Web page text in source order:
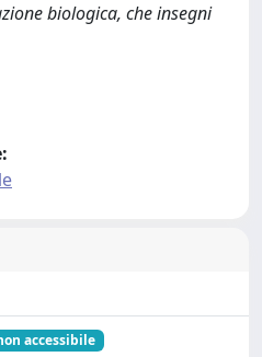
biologica, che insegni
accessibile